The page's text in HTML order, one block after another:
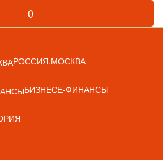
0
РОССИЯ.МОСКВА
БИЗНЕСЕ-ФИНАНСЫ